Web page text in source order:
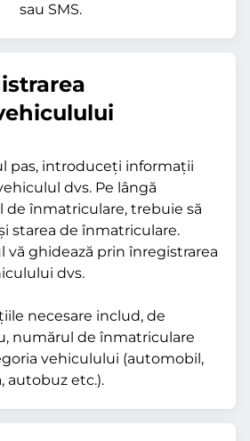
sau SMS.
pas, introduceți informații
dvs. Pe lângă
de înmatriculare, trebuie să
starea de înmatriculare.
vă ghidează prin înregistrarea
dvs.
necesare includ, de
numărul de înmatriculare
vehiculului (automobil,
autobuz etc.).